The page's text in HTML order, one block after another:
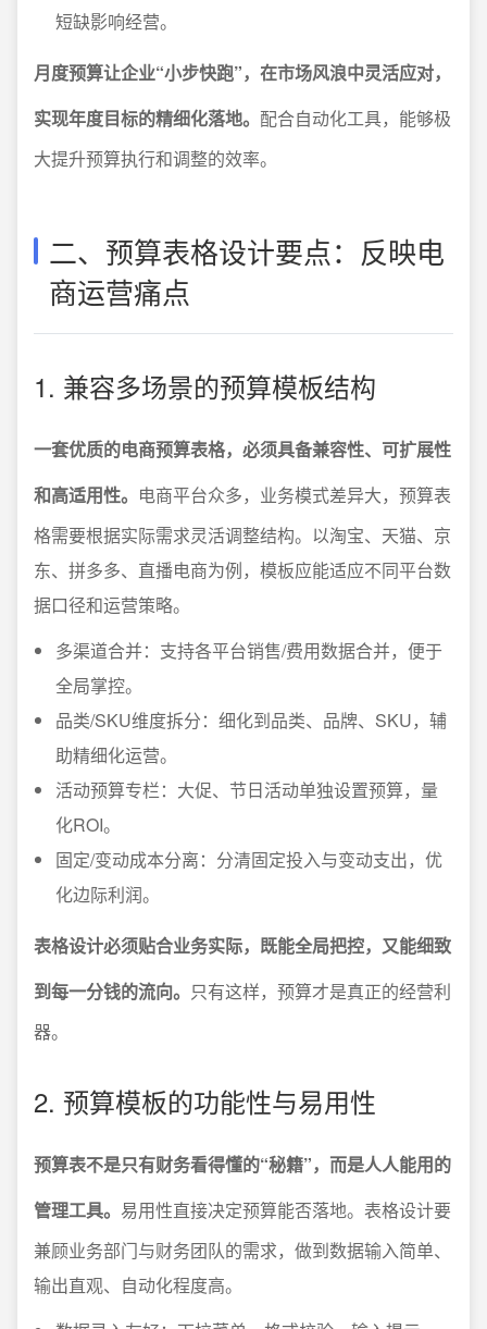
短缺影响经营。
月度预算让企业“小步快跑”，在市场风浪中灵活应对，
实现年度目标的精细化落地。 配合自动化工具，能够极
大提升预算执行和调整的效率。
二、预算表格设计要点：反映电
商运营痛点
1. 兼容多场景的预算模板结构
一套优质的电商预算表格，必须具备兼容性、可扩展性
和高适用性。 电商平台众多，业务模式差异大，预算表
格需要根据实际需求灵活调整结构。以淘宝、天猫、京
东、拼多多、直播电商为例，模板应能适应不同平台数
据口径和运营策略。
多渠道合并：支持各平台销售/费用数据合并，便于
全局掌控。
品类/SKU维度拆分：细化到品类、品牌、SKU，辅
助精细化运营。
活动预算专栏：大促、节日活动单独设置预算，量
化ROI。
固定/变动成本分离：分清固定投入与变动支出，优
化边际利润。
表格设计必须贴合业务实际，既能全局把控，又能细致
到每一分钱的流向。 只有这样，预算才是真正的经营利
器。
2. 预算模板的功能性与易用性
预算表不是只有财务看得懂的“秘籍”，而是人人能用的
管理工具。 易用性直接决定预算能否落地。表格设计要
兼顾业务部门与财务团队的需求，做到数据输入简单、
输出直观、自动化程度高。